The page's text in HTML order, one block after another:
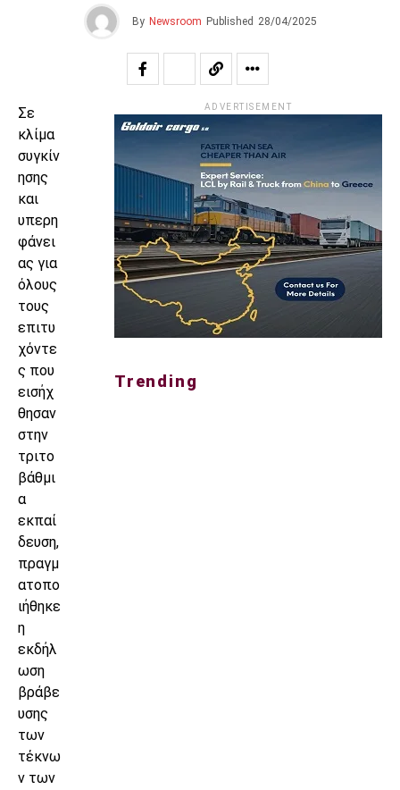
By Newsroom Published 28/04/2025
Σε
κλίμα
συγκίν
ησης
και
υπερη
φάνει
ας για
όλους
τους
επιτυ
χόντε
ς που
εισήχ
θησαν
στην
τριτο
βάθμι
α
εκπαί
δευση,
πραγμ
ατοπο
ιήθηκε
η
εκδήλ
ωση
βράβε
υσης
των
τέκνω
ν των
ADVERTISEMENT
Trending